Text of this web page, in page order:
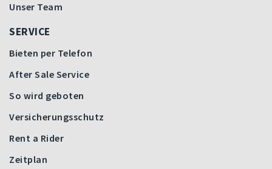
Unser Team
SERVICE
Bieten per Telefon
After Sale Service
So wird geboten
Versicherungsschutz
Rent a Rider
Zeitplan